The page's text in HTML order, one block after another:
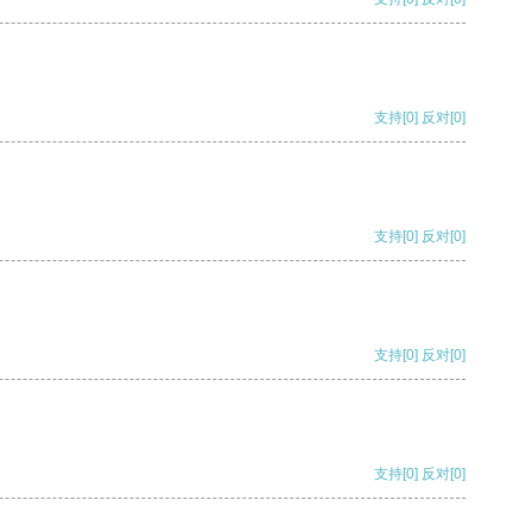
支持[0] 反对[0]
支持[0] 反对[0]
支持[0] 反对[0]
支持[0] 反对[0]